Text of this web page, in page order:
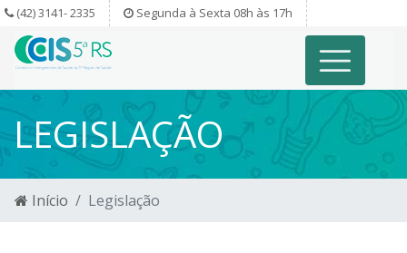
(42) 3141- 2335 Segunda à Sexta 08h às 17h
LEGISLAÇÃO
Início Legislação